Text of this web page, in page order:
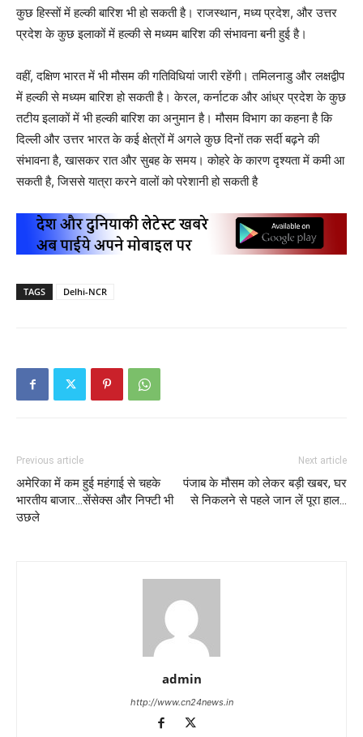
कुछ हिस्सों में हल्की बारिश भी हो सकती है। राजस्थान, मध्य प्रदेश, और उत्तर
प्रदेश के कुछ इलाकों में हल्की से मध्यम बारिश की संभावना बनी हुई है।
वहीं, दक्षिण भारत में भी मौसम की गतिविधियां जारी रहेंगी। तमिलनाडु और लक्षद्वीप
में हल्की से मध्यम बारिश हो सकती है। केरल, कर्नाटक और आंध्र प्रदेश के कुछ
तटीय इलाकों में भी हल्की बारिश का अनुमान है। मौसम विभाग का कहना है कि
दिल्ली और उत्तर भारत के कई क्षेत्रों में अगले कुछ दिनों तक सर्दी बढ़ने की
संभावना है, खासकर रात और सुबह के समय। कोहरे के कारण दृश्यता में कमी आ
सकती है, जिससे यात्रा करने वालों को परेशानी हो सकती है
TAGS Delhi-NCR
Previous article
अमेरिका में कम हुई महंगाई से चहके
भारतीय बाजार…सेंसेक्स और निफ्टी भी
उछले
Next article
पंजाब के मौसम को लेकर बड़ी खबर, घर
से निकलने से पहले जान लें पूरा हाल…
admin
http://www.cn24news.in